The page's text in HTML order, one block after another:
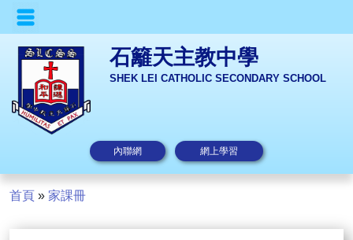
石籬天主教中學
SHEK LEI CATHOLIC SECONDARY SCHOOL
內聯網 網上學習
首頁 » 家課冊